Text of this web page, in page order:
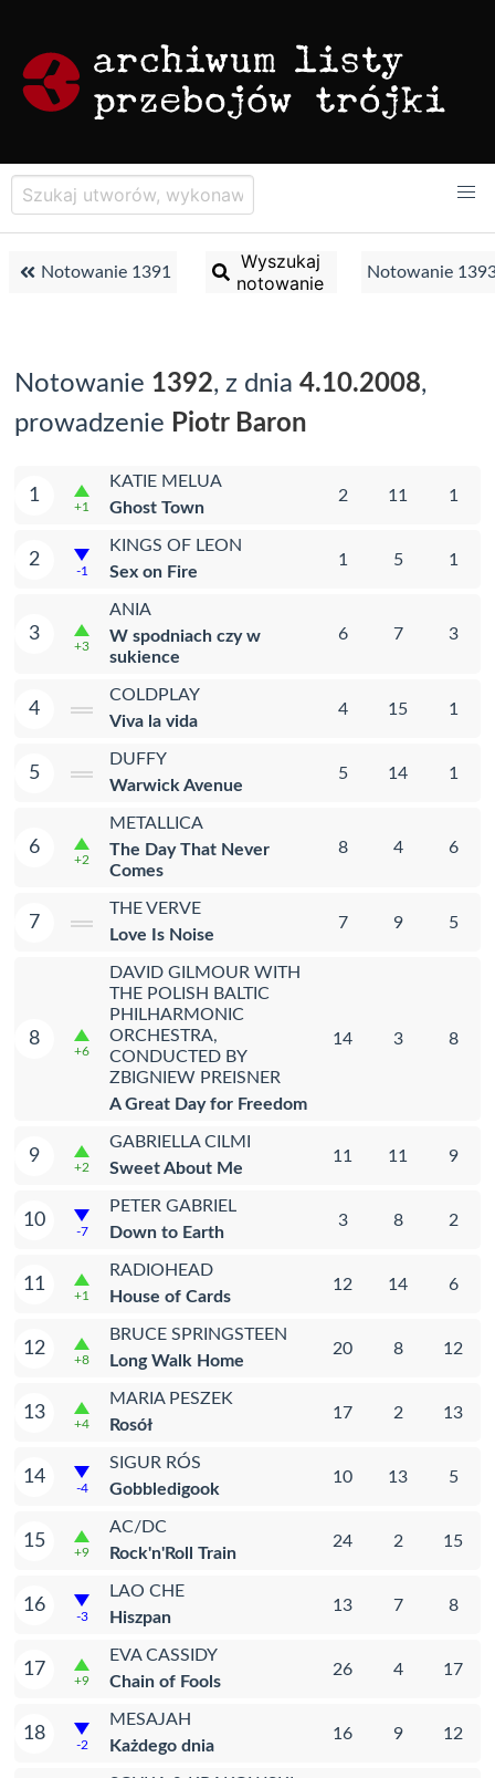
Notowanie 1391
Wyszukaj
notowanie
Notowanie
Notowanie 1392, z dnia 4.10.2008,
prowadzenie Piotr Baron
1
+1
KATIE MELUA
Ghost Town
2 11 1
2
-1
KINGS OF LEON
Sex on Fire
1 5 1
3
+3
ANIA
W spodniach czy w
sukience
6 7 3
4
COLDPLAY
Viva la vida
4 15 1
5
DUFFY
Warwick Avenue
5 14 1
6
+2
METALLICA
The Day That Never
Comes
8 4 6
7
THE VERVE
Love Is Noise
7 9 5
8
+6
DAVID GILMOUR WITH
THE POLISH BALTIC
PHILHARMONIC
ORCHESTRA,
CONDUCTED BY
ZBIGNIEW PREISNER
A Great Day for Freedom
14 3 8
9
+2
GABRIELLA CILMI
Sweet About Me
11 11 9
10
-7
PETER GABRIEL
Down to Earth
3 8 2
11
+1
RADIOHEAD
House of Cards
12 14 6
12
+8
BRUCE SPRINGSTEEN
Long Walk Home
20 8 12
13
+4
MARIA PESZEK
Rosół
17 2 13
14
-4
SIGUR RÓS
Gobbledigook
10 13 5
15
+9
AC/DC
Rock'n'Roll Train
24 2 15
16
-3
LAO CHE
Hiszpan
13 7 8
17
+9
EVA CASSIDY
Chain of Fools
26 4 17
18
-2
MESAJAH
Każdego dnia
16 9 12